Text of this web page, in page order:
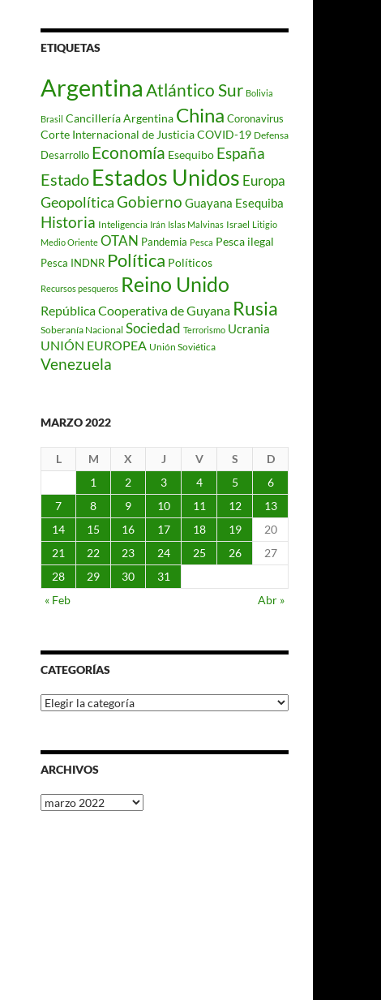
ETIQUETAS
Argentina Atlántico Sur Bolivia
Brasil Cancillería Argentina China Coronavirus
Corte Internacional de JusticiaCOVID-19 Defensa
Desarrollo Economía Esequibo España
Estado Estados Unidos Europa
GeopolíticaGobierno Guayana Esequiba
Historia Inteligencia Irán Islas Malvinas Israel Litigio
Medio Oriente OTAN Pandemia Pesca Pesca ilegal
Pesca INDNR Política Políticos
Recursos pesqueros Reino Unido
República Cooperativa de Guyana Rusia
Soberanía Nacional Sociedad Terrorismo Ucrania
UNIÓN EUROPEA Unión Soviética
Venezuela
MARZO 2022
L M X J V S
D
1
2 3 4 5
6
7
8 9 10 11 12
13
14
15 16 17 18 19
20
21
22 23 24 25 26
27
28
29 30
31
« Feb
Abr »
CATEGORÍAS
Categorías
ARCHIVOS
Archivos